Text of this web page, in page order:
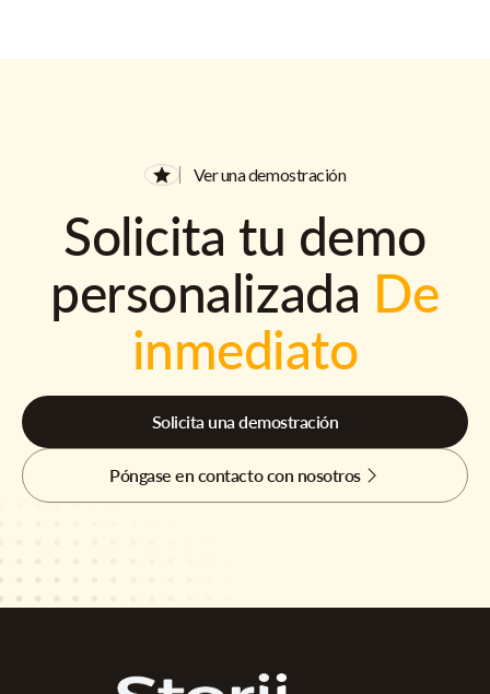
Ver una demostración
Solicita tu demo
personalizada De
inmediato
Solicita una demostración
Póngase en contacto con nosotros